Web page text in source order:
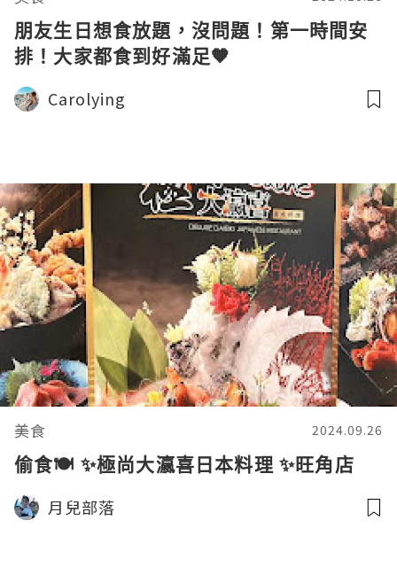
朋友生日想食放題，沒問題！第一時間安
排！大家都食到好滿足🧡
Carolying
美食 2024.09.26
偷食🍽️ ✨極尚大瀛喜日本料理 ✨旺角店
月兒部落